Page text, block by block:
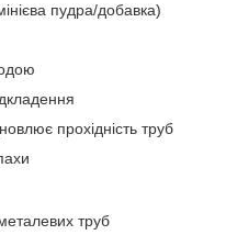
пудра/добавка)
прохідність труб
труб